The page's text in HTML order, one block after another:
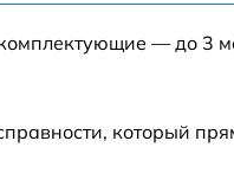
— до 3
который